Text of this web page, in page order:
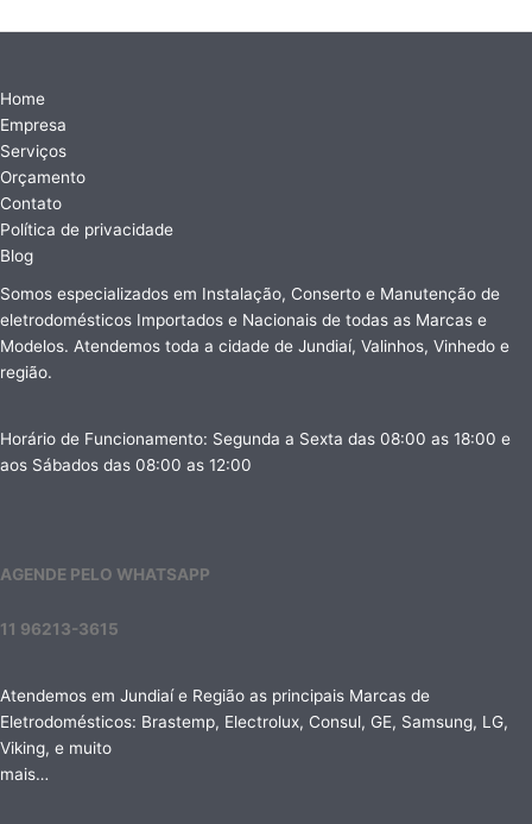
Home
Empresa
Serviços
Orçamento
Contato
Política de privacidade
Blog
Somos especializados em Instalação, Conserto e Manutenção de
eletrodomésticos Importados e Nacionais de todas as Marcas e
Modelos. Atendemos toda a cidade de Jundiaí, Valinhos, Vinhedo e
região.
Horário de Funcionamento: Segunda a Sexta das 08:00 as 18:00 e
aos Sábados das 08:00 as 12:00
AGENDE PELO WHATSAPP
11 96213-3615
Atendemos em Jundiaí e Região as principais Marcas de
Eletrodomésticos: Brastemp, Electrolux, Consul, GE, Samsung, LG,
Viking, e muito
mais…